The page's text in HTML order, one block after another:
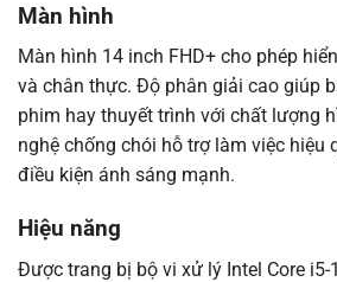
Màn hình
Màn hình 14 inch FHD+ cho phép
và chân thực. Độ phân giải cao giúp
phim hay thuyết trình với chất lượng
nghệ chống chói hỗ trợ làm việc hiệu
điều kiện ánh sáng mạnh.
Hiệu năng
Được trang bị bộ vi xử lý Intel Core i5-